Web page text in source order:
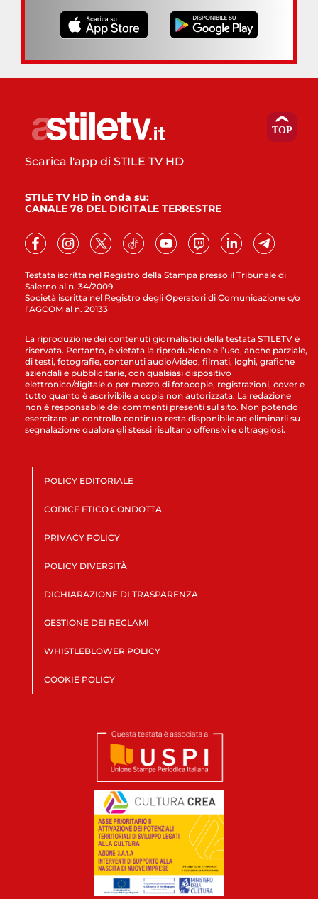
Testata iscritta nel Registro della Stampa presso il Tribunale di
Salerno al n. 34/2009
Società iscritta nel Registro degli Operatori di Comunicazione c/o
l’AGCOM al n. 20133
Scarica l'app di STILE TV HD
STILE TV HD in onda su:
CANALE 78 DEL DIGITALE TERRESTRE
La riproduzione dei contenuti giornalistici della testata STILETV è
riservata. Pertanto, è vietata la riproduzione e l’uso, anche parziale,
di testi, fotografie, contenuti audio/video, filmati, loghi, grafiche
aziendali e pubblicitarie, con qualsiasi dispositivo
elettronico/digitale o per mezzo di fotocopie, registrazioni, cover e
tutto quanto è ascrivibile a copia non autorizzata. La redazione
non è responsabile dei commenti presenti sul sito. Non potendo
esercitare un controllo continuo resta disponibile ad eliminarli su
segnalazione qualora gli stessi risultano offensivi e oltraggiosi.
POLICY EDITORIALE
CODICE ETICO CONDOTTA
PRIVACY POLICY
POLICY DIVERSITÀ
DICHIARAZIONE DI TRASPARENZA
GESTIONE DEI RECLAMI
WHISTLEBLOWER POLICY
COOKIE POLICY